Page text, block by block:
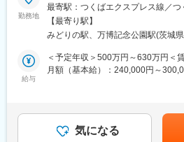
■当社について：
オックスフォード・インストゥルメ
ポートを展開しています。その歴
大学から独立し創業を果たした
幅広く、当社はそのコア技術を通
ざすお客様の取り組みを支援してい
■業務内容：
輸入計測機器・校正機器・受託校
ンサルティングの業務をお任せいた
・技術コンサル～見積作成～受注
担当
で、流体計測や圧力・気体流量の品
・専門性の高い問合せへの対応が
勤務地
最寄駅：つくばエクスプレス線／
面禁煙変更の範囲：無
【最寄り駅】
みどりの駅、万博記念公園駅(茨城
給与
＜予定年収＞500万円～630万円＜
月額（基本給）：240,000円～
営業成績により、予定年収とは別
予定年収は賞与（前年度支給実績
気になる